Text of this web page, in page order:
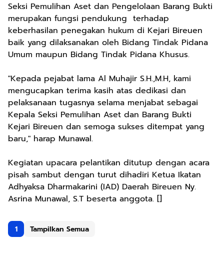
Seksi Pemulihan Aset dan Pengelolaan Barang Bukti
merupakan fungsi pendukung terhadap
keberhasilan penegakan hukum di Kejari Bireuen
baik yang dilaksanakan oleh Bidang Tindak Pidana
Umum maupun Bidang Tindak Pidana Khusus.
"Kepada pejabat lama Al Muhajir S.H.,M.H, kami
mengucapkan terima kasih atas dedikasi dan
pelaksanaan tugasnya selama menjabat sebagai
Kepala Seksi Pemulihan Aset dan Barang Bukti
Kejari Bireuen dan semoga sukses ditempat yang
baru," harap Munawal.
Kegiatan upacara pelantikan ditutup dengan acara
pisah sambut dengan turut dihadiri Ketua Ikatan
Adhyaksa Dharmakarini (IAD) Daerah Bireuen Ny.
Asrina Munawal, S.T beserta anggota. []
1 Tampilkan Semua